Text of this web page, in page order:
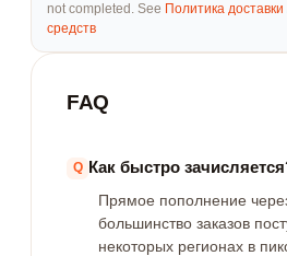
not completed. See Политика доставки
средств
FAQ
Как быстро
Прямое пополнение
большинство заказов
некоторых регионах в